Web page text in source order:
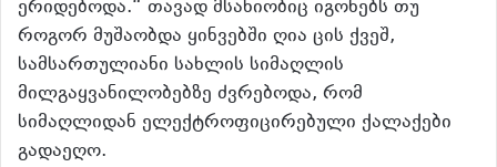
ერიდებოდა.“ თავად მსახიობიც იგონებს თუ
როგორ მუშაობდა ყინვებში ღია ცის ქვეშ,
სამსართულიანი სახლის სიმაღლის
მილგაყვანილობებზე ძვრებოდა, რომ
სიმაღლიდან ელექტროფიცირებული ქალაქები
გადაეღო.